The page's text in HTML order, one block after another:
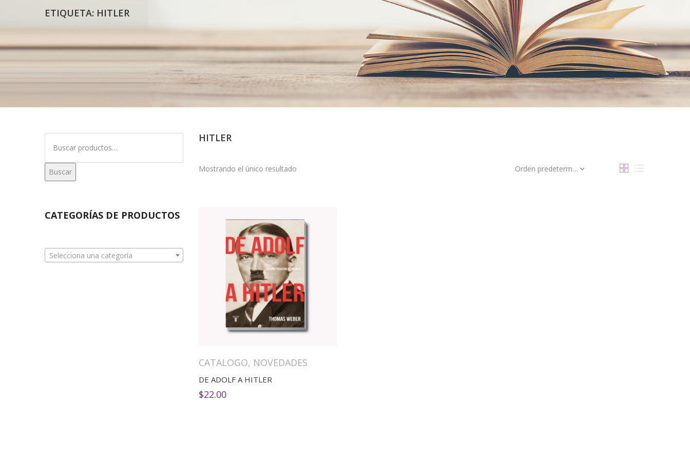
ETIQUETA: HITLER
HITLER
Mostrando el único resultado Orden predeterminado
CATALOGO, NOVEDADES
DE ADOLF A HITLER
$22.00
Buscar
CATEGORÍAS DE PRODUCTOS
Selecciona una categoría